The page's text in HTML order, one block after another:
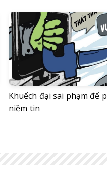
Khuếch đại sai phạm để
niềm tin